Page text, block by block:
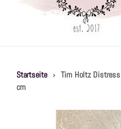
Startseite › Tim Holtz Distress
cm